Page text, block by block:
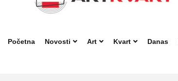
Početna
Novosti Art Kvart Danas